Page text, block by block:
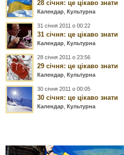
28 січня: це цікаво знати
Календар Культурна
31 січня 2011 о 00:22
31 січня: це цікаво знати
Календар Культурна
28 січня 2011 о 23:56
29 січня: це цікаво знати
Календар Культурна
30 січня 2011 о 00:05
30 січня: це цікаво знати
Календар Культурна